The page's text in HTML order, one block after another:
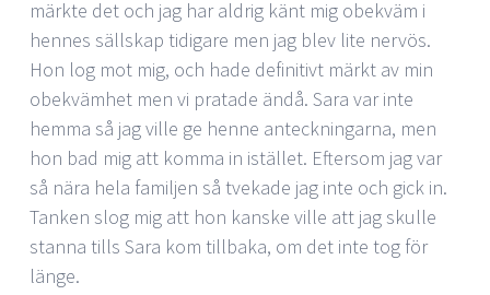
märkte det och jag har aldrig känt mig obekväm i
hennes sällskap tidigare men jag blev lite nervös.
Hon log mot mig, och hade definitivt märkt av min
obekvämhet men vi pratade ändå. Sara var inte
hemma så jag ville ge henne anteckningarna, men
hon bad mig att komma in istället. Eftersom jag var
så nära hela familjen så tvekade jag inte och gick in.
Tanken slog mig att hon kanske ville att jag skulle
stanna tills Sara kom tillbaka, om det inte tog för
länge.